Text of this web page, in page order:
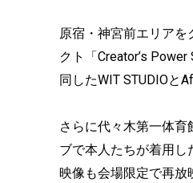
原宿・神宮前エリア
クト「Creator’s
同したWIT STUDIOと
さらに代々木第一体育
ブで本人たちが着用
映像も会場限定で再放